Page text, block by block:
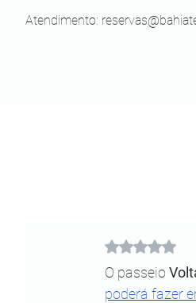
Atendimento:
Avaliado
O passeio
poderá fazer